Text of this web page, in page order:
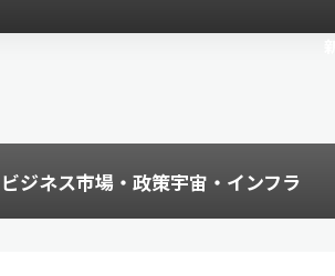
ビジネス市場・政策宇宙・インフラ